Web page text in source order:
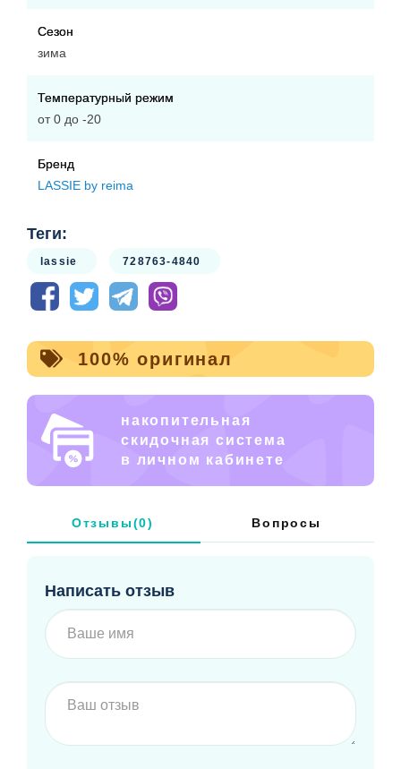
Сезон
зима
Температурный режим
от 0 до -20
Бренд
LASSIE by reima
Теги:
lassie 728763-4840
100% оригинал
накопительная
скидочная система
в личном кабинете
Отзывы(0) Вопросы
Написать отзыв